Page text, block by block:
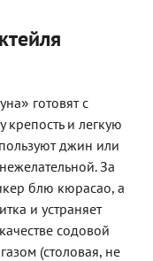
» готовят с
и легкую
джин или
За
блю кюрасао, а
и устраняет
содовой
(столовая, не